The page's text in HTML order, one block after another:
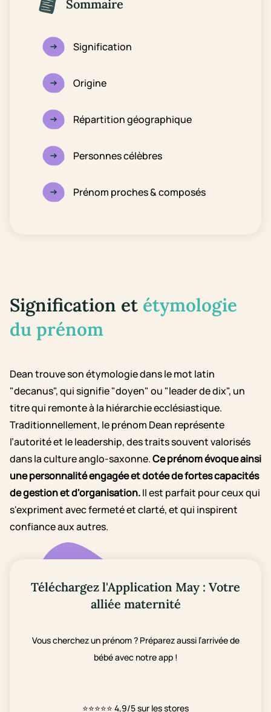
Sommaire
Signification
Origine
Répartition géographique
Personnes célèbres
Prénom proches & composés
Signification et étymologie
du prénom
Dean trouve son étymologie dans le mot latin
"decanus", qui signifie "doyen" ou "leader de dix", un
titre qui remonte à la hiérarchie ecclésiastique.
Traditionnellement, le prénom Dean représente
l’autorité et le leadership, des traits souvent valorisés
dans la culture anglo-saxonne.Ce prénom évoque ainsi
une personnalité engagée et dotée de fortes capacités
de gestion et d'organisation.Il est parfait pour ceux qui
s'expriment avec fermeté et clarté, et qui inspirent
confiance aux autres.
Téléchargez l'Application May : Votre
alliée maternité
Vous cherchez un prénom ? Préparez aussi l’arrivée de
bébé avec notre app !
⭐⭐⭐⭐⭐ 4,9/5 sur les stores